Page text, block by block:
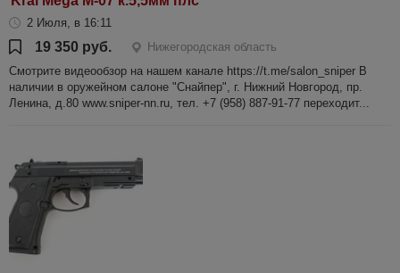
2 Июля, в 16:11
19 350 руб.
Нижегородская область
Смотрите видеообзор на нашем канале https://t.me/salon_sniper В
наличии в оружейном салоне "Снайпер", г. Нижний Новгород, пр.
Ленина, д.80 www.sniper-nn.ru, тел. +7 (958) 887-91-77 переходит...